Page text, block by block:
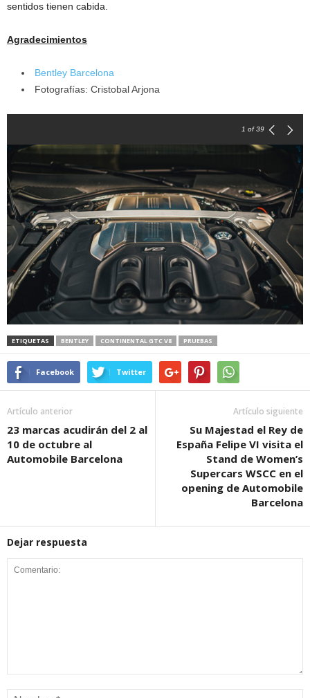
sentidos tienen cabida.
Agradecimientos
Bentley Barcelona
Fotografías: Cristobal Arjona
1 of 39
ETIQUETAS BENTLEY CONTINENTAL GTC V8 PRUEBAS
Facebook Twitter
Artículo anterior
23 marcas acudirán del 2 al
10 de octubre al
Automobile Barcelona
Artículo siguiente
Su Majestad el Rey de
España Felipe VI visita el
Stand de Women’s
Supercars WSCC en el
opening de Automobile
Barcelona
Dejar respuesta